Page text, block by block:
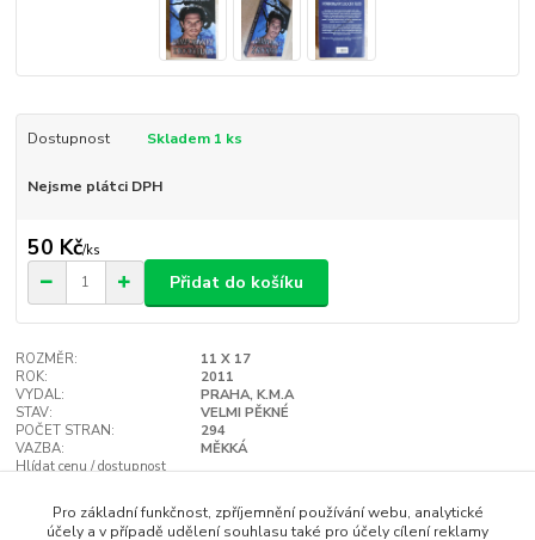
Dostupnost Skladem 1 ks
Nejsme plátci DPH
50 Kč/ks
Přidat do košíku
ROZMĚR:
11 X 17
ROK:
2011
VYDAL:
PRAHA, K.M.A
STAV:
VELMI PĚKNÉ
POČET STRAN:
294
VAZBA:
MĚKKÁ
Hlídat cenu / dostupnost
Pro základní funkčnost, zpříjemnění používání webu, analytické
účely a v případě udělení souhlasu také pro účely cílení reklamy